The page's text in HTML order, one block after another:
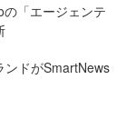
「エージェンテ
ンドがSmartNews